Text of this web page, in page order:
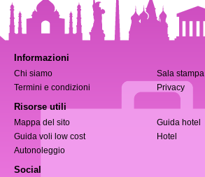
Informazioni
Chi siamo
Sala stampa
Termini e condizioni
Privacy
Risorse utili
Mappa del sito
Guida hotel
Guida voli low cost
Hotel
Autonoleggio
Social